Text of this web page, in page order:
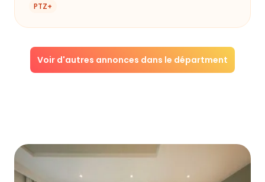
PTZ+
Voir d'autres annonces dans le départment